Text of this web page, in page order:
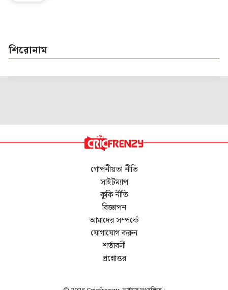
শিরোনাম
গোপনীয়তা নীতি
সাইটম্যাপ
কুকি নীতি
বিজ্ঞাপন
আমাদের সম্পর্কে
যোগাযোগ করুন
শর্তাবলী
প্রশ্নোত্তর